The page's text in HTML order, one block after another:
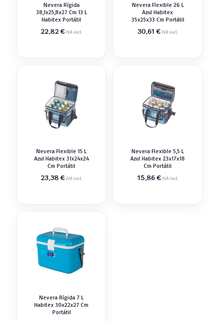
Nevera Rígida
38,1x25,8x27 Cm 13 L
Habitex Portátil
22,82€ IVA incl.
Nevera Flexible 26 L
Azul Habitex
35x25x33 Cm Portátil
30,61€ IVA incl.
Nevera Flexible 15 L
Azul Habitex 31x24x24
Cm Portátil
23,38€ IVA incl.
Nevera Flexible 5,5 L
Azul Habitex 23x17x18
Cm Portátil
15,86€ IVA incl.
Nevera Rígida 7 L
Habitex 30x22x27 Cm
Portátil